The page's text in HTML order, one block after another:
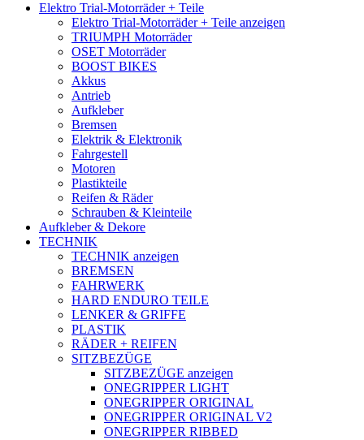
Elektro Trial-Motorräder + Teile
Elektro Trial-Motorräder + Teile anzeigen
TRIUMPH Motorräder
OSET Motorräder
BOOST BIKES
Akkus
Antrieb
Aufkleber
Bremsen
Elektrik & Elektronik
Fahrgestell
Motoren
Plastikteile
Reifen & Räder
Schrauben & Kleinteile
Aufkleber & Dekore
TECHNIK
TECHNIK anzeigen
BREMSEN
FAHRWERK
HARD ENDURO TEILE
LENKER & GRIFFE
PLASTIK
RÄDER + REIFEN
SITZBEZÜGE
SITZBEZÜGE anzeigen
ONEGRIPPER LIGHT
ONEGRIPPER ORIGINAL
ONEGRIPPER ORIGINAL V2
ONEGRIPPER RIBBED